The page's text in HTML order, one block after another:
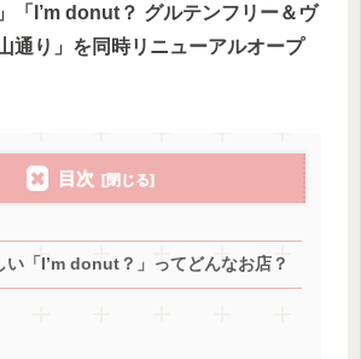
「I’m donut？ グルテンフリー＆ヴ
通り」を同時リニューアルオープ
目次
い「I’m donut？」ってどんなお店？